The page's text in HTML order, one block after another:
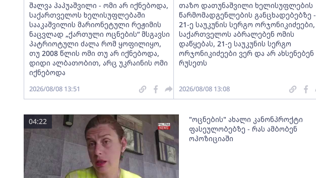
შალვა პაპუაშვილი - ომი არ იქნებოდა,
საქართველოს ხელისუფლებაში
სააკაშვილის მარიონეტული რეჟიმის
ნაცვლად „ქართული ოცნების“ მსგავსი
პატრიოტული ძალა რომ ყოფილიყო,
თუ 2008 წლის ომი თუ არ იქნებოდა,
დიდი ალბათობით, არც უკრაინის ომი
იქნებოდა
2026/08/08 13:51
თაზო დათუნაშვილი ხელისუფლების
წარმომადგენლების განცხადებებზე -
21-ე საუკუნის სერგო ორჯონიკიძეები,
საქართველოს აბრალებენ ომის
დაწყებას, 21-ე საუკუნის სერგო
ორჯონიკიძეები ვერ და არ ახსენებენ
რუსეთს
2026/08/08 13:08
"ოცნების" ახალი კანონპროქტი
ფასეულობებზე - რას ამბობენ
ოპოზიციაში
04:22